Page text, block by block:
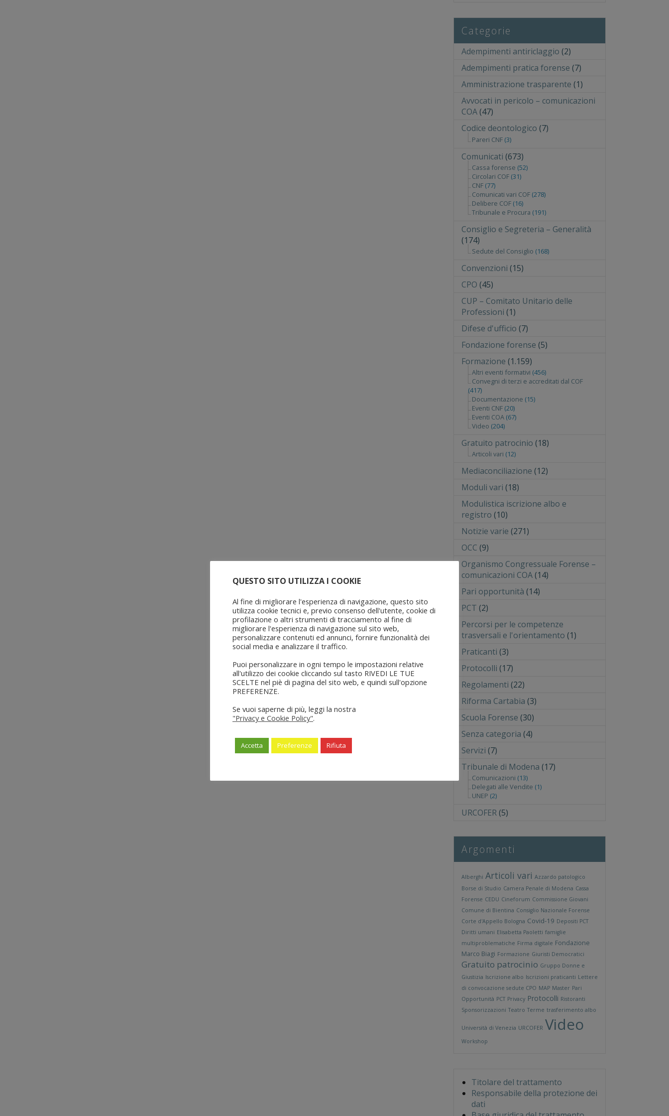
Categorie
Adempimenti antiriclaggio (2)
Adempimenti pratica forense (7)
Amministrazione trasparente (1)
Avvocati in pericolo – comunicazioni
COA(47)
Codice deontologico (7)
Pareri CNF (3)
Comunicati (673)
Cassa forense (52)
Circolari COF (31)
CNF (77)
Comunicati vari COF (278)
Delibere COF (16)
Tribunale e Procura (191)
Consiglio e Segreteria – Generalità
(174)
Sedute del Consiglio (168)
Convenzioni (15)
CPO (45)
CUP – Comitato Unitario delle
Professioni (1)
Difese d'ufficio (7)
Fondazione forense (5)
Formazione (1.159)
Altri eventi formativi (456)
Convegni di terzi e accreditati dal COF
(417)
Documentazione (15)
Eventi CNF (20)
Eventi COA (67)
Video (204)
Gratuito patrocinio (18)
Articoli vari (12)
Mediaconciliazione (12)
Moduli vari (18)
Modulistica iscrizione albo e
registro (10)
Notizie varie (271)
OCC (9)
Organismo Congressuale Forense –
comunicazioni COA(14)
Pari opportunità (14)
PCT (2)
Percorsi per le competenze
trasversali e l'orientamento (1)
Praticanti (3)
Protocolli (17)
Regolamenti (22)
Riforma Cartabia (3)
Scuola Forense (30)
Senza categoria (4)
Servizi (7)
Tribunale di Modena (17)
Comunicazioni (13)
Delegati alle Vendite (1)
UNEP (2)
URCOFER(5)
Argomenti
Alberghi Articoli vari Azzardo patologico
Borse di Studio Camera Penale di Modena Cassa
Forense CEDU Cineforum Commissione Giovani
Comune di Bientina Consiglio Nazionale Forense
Corte d'Appello Bologna Covid-19 Depositi PCT
Diritti umani Elisabetta Paoletti famiglie
multiproblematiche Firma digitale Fondazione
Marco Biagi Formazione Giuristi Democratici
Gratuito patrocinio Gruppo Donne e
Giustizia Iscrizione albo Iscrizioni praticanti Lettere
di convocazione sedute CPO MAP Master Pari
Opportunità PCT Privacy Protocolli Ristoranti
Sponsorizzazioni Teatro Terme trasferimento albo
Università di Venezia URCOFER Video
Workshop
Titolare del trattamento
Responsabile della protezione dei
dati
QUESTO SITO UTILIZZA I COOKIE
Al fine di migliorare l'esperienza di navigazione, questo sito
utilizza cookie tecnici e, previo consenso dell'utente, cookie di
profilazione o altri strumenti di tracciamento al fine di
migliorare l'esperienza di navigazione sul sito web,
personalizzare contenuti ed annunci, fornire funzionalità dei
social media e analizzare il traffico.
Puoi personalizzare in ogni tempo le impostazioni relative
all'utilizzo dei cookie cliccando sul tasto RIVEDI LE TUE
SCELTE nel piè di pagina del sito web, e quindi sull'opzione
PREFERENZE.
Se vuoi saperne di più, leggi la nostra
"Privacy e Cookie Policy".
Accetta Preferenze Rifiuta